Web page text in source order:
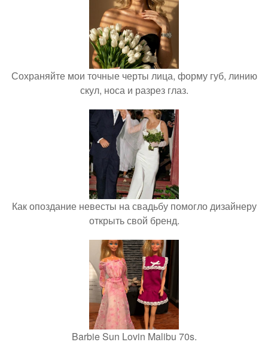
Сохраняйте мои точные черты лица, форму губ, линию
скул, носа и разрез глаз.
Как опоздание невесты на свадьбу помогло дизайнеру
открыть свой бренд.
Barbie Sun Lovin Malibu 70s.